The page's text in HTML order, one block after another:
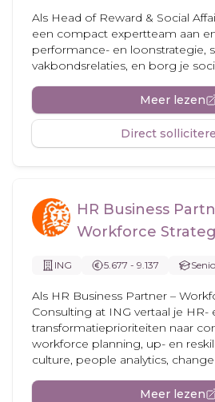
Als Head of Reward & Social
een compact expertteam aan
performance- en loonstrategie,
vakbondsrelaties, en borg je
Meer lezen
Direct
HR Business
Workforce
ING 5.677 - 9.137
Als HR Business Partner –
Consulting at ING vertaal je HR-
transformatieprioriteiten naar
workforce planning, up- en
culture, people analytics, change
Meer lezen